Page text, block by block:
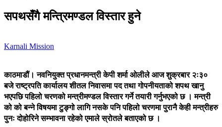
सपथसँगै मन्त्रिमण्डल विस्तार हुने
Karnali Mission
काठमाडौं। नवनियुक्त प्रधानमन्त्री केपी शर्मा ओलीले आज शुक्रबार २ः३०
बजे राष्ट्रपति कार्यालय शीतल निवासमा पद तथा गोपनीयताको शपथ खानु
भएपछि पहिलो चरणको मन्त्रीमण्डल विस्तार गर्ने तयारी गर्नुभएको छ । मन्त्री
को को बन्ने विषयमा टुङ्गो लागि नसके पनि पहिलो चरणमा पुरानै केही मन्त्रीहरु
पुनः दोहोरिने सम्भावना रहेको एमाले स्रोतले बताएको छ ।